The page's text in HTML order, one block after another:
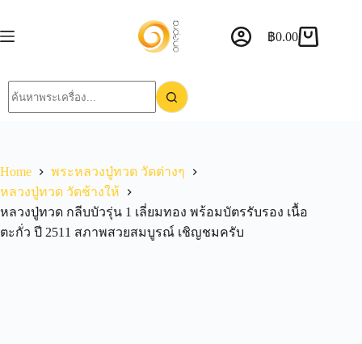
฿0.00
Home
พระหลวงปู่ทวด วัดต่างๆ
หลวงปู่ทวด วัดช้างให้
หลวงปู่ทวด กลีบบัวรุ่น 1 เลี่ยมทอง พร้อมบัตรรับรอง เนื้อ
ตะกั่ว ปี 2511 สภาพสวยสมบูรณ์ เชิญชมครับ